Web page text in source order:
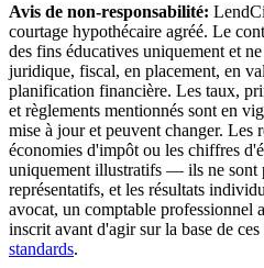
Avis de non-responsabilité:
courtage hypothécaire agréé. Le
des fins éducatives uniquement et
juridique, fiscal, en placement, en
planification financière. Les taux,
et règlements mentionnés sont en
mise à jour et peuvent changer. Les
économies d'impôt ou les chiffres
uniquement illustratifs — ils ne sont
représentatifs, et les résultats
avocat, un comptable professionnel
inscrit avant d'agir sur la base de ces
standards.